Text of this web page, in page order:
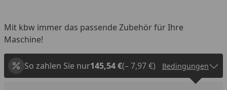
Mit kbw immer das passende Zubehör für Ihre
Maschine!
So zahlen Sie nur145,54 €(– 7,97 €) Bedingungen